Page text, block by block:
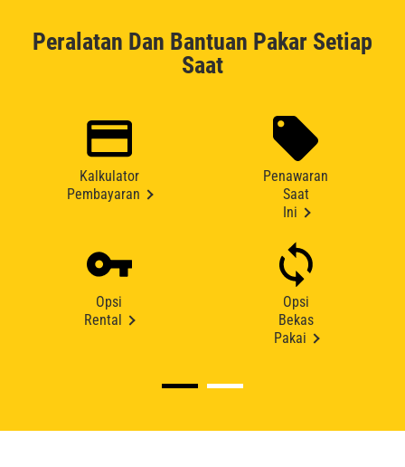
Peralatan Dan Bantuan Pakar Setiap
Saat
Kalkulator
Pembayaran
Penawaran
Saat
Ini
Opsi
Rental
Opsi
Bekas
Pakai